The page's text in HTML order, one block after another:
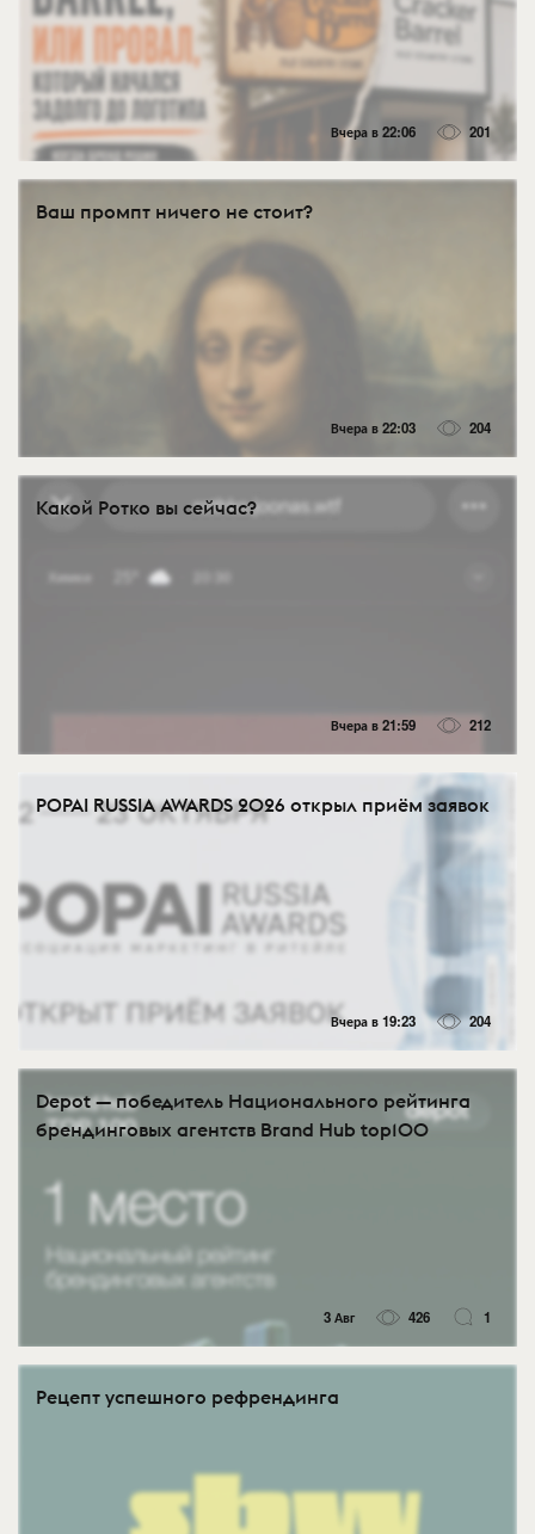
Вчера в 22:06 201
Ваш промпт ничего не стоит?
Вчера в 22:03 204
Какой Ротко вы сейчас?
Вчера в 21:59 212
POPAI RUSSIA AWARDS 2026 открыл приём заявок
Вчера в 19:23 204
Depot — победитель Национального рейтинга
брендинговых агентств Brand Hub top100
3 Авг 426 1
Рецепт успешного рефрендинга